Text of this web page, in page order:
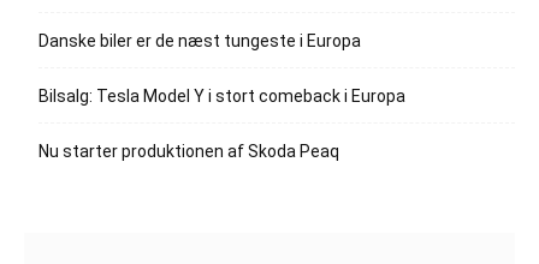
Danske biler er de næst tungeste i Europa
Bilsalg: Tesla Model Y i stort comeback i Europa
Nu starter produktionen af Skoda Peaq